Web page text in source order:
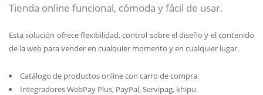
Tienda online funcional, cómoda y fácil de usar.
Esta solución ofrece flexibilidad, control sobre el diseño y el contenido
de la web para vender en cualquier momento y en cualquier lugar.
Catálogo de productos online con carro de compra.
Integradores WebPay Plus, PayPal, Servipag, khipu.